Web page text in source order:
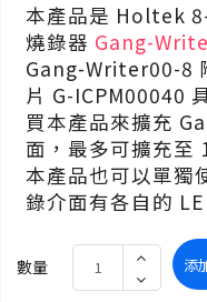
本產品是 Holtek
燒錄器 Gang-
Gang-Writer00-8
片 G-ICPM00040
買本產品來擴充
面，最多可擴充至
本產品也可以單獨
錄介面有各自的
數量 添